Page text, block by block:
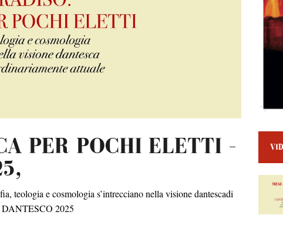
PER POCHI ELETTI –
e cosmologia s’intrecciano nella visione dantescadi
DANTESCO 2025